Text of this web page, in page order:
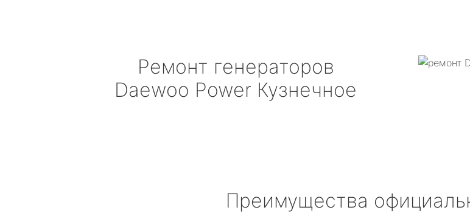
Ремонт генераторов
Daewoo Power Кузнечное
Преимущества